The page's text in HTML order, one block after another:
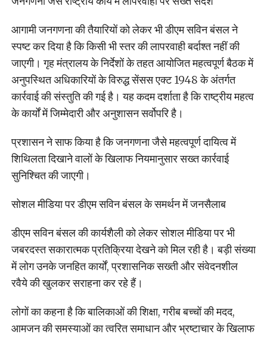
आगामी जनगणना की तैयारियों को लेकर भी डीएम सविन बंसल ने
स्पष्ट कर दिया है कि किसी भी स्तर की लापरवाही बर्दाश्त नहीं की
जाएगी। गृह मंत्रालय के निर्देशों के तहत आयोजित महत्वपूर्ण बैठक में
अनुपस्थित अधिकारियों के विरुद्ध सेंसस एक्ट 1948 के अंतर्गत
कार्रवाई की संस्तुति की गई है। यह कदम दर्शाता है कि राष्ट्रीय महत्व
के कार्यों में जिम्मेदारी और अनुशासन सर्वोपरि है।
प्रशासन ने साफ किया है कि जनगणना जैसे महत्वपूर्ण दायित्व में
शिथिलता दिखाने वालों के खिलाफ नियमानुसार सख्त कार्रवाई
सुनिश्चित की जाएगी।
सोशल मीडिया पर डीएम सविन बंसल के समर्थन में जनसैलाब
डीएम सविन बंसल की कार्यशैली को लेकर सोशल मीडिया पर भी
जबरदस्त सकारात्मक प्रतिक्रिया देखने को मिल रही है। बड़ी संख्या
में लोग उनके जनहित कार्यों, प्रशासनिक सख्ती और संवेदनशील
रवैये की खुलकर सराहना कर रहे हैं।
लोगों का कहना है कि बालिकाओं की शिक्षा, गरीब बच्चों की मदद,
आमजन की समस्याओं का त्वरित समाधान और भ्रष्टाचार के खिलाफ